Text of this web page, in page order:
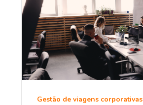
Gestão de viagens corporativas